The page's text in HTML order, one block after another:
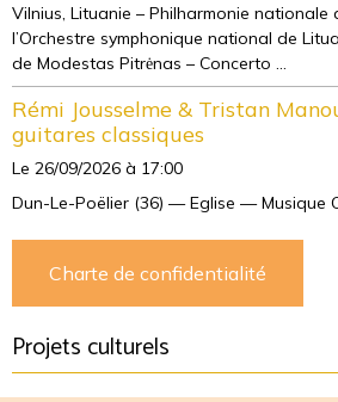
Vilnius, Lituanie – Philharmonie nationale
l’Orchestre symphonique national de
de Modestas Pitrėnas – Concerto ...
Rémi Jousselme & Tristan
guitares classiques
Le 26/09/2026 à 17:00
Dun-Le-Poëlier (36) — Eglise — Musique
Charte de confidentialité
Projets culturels